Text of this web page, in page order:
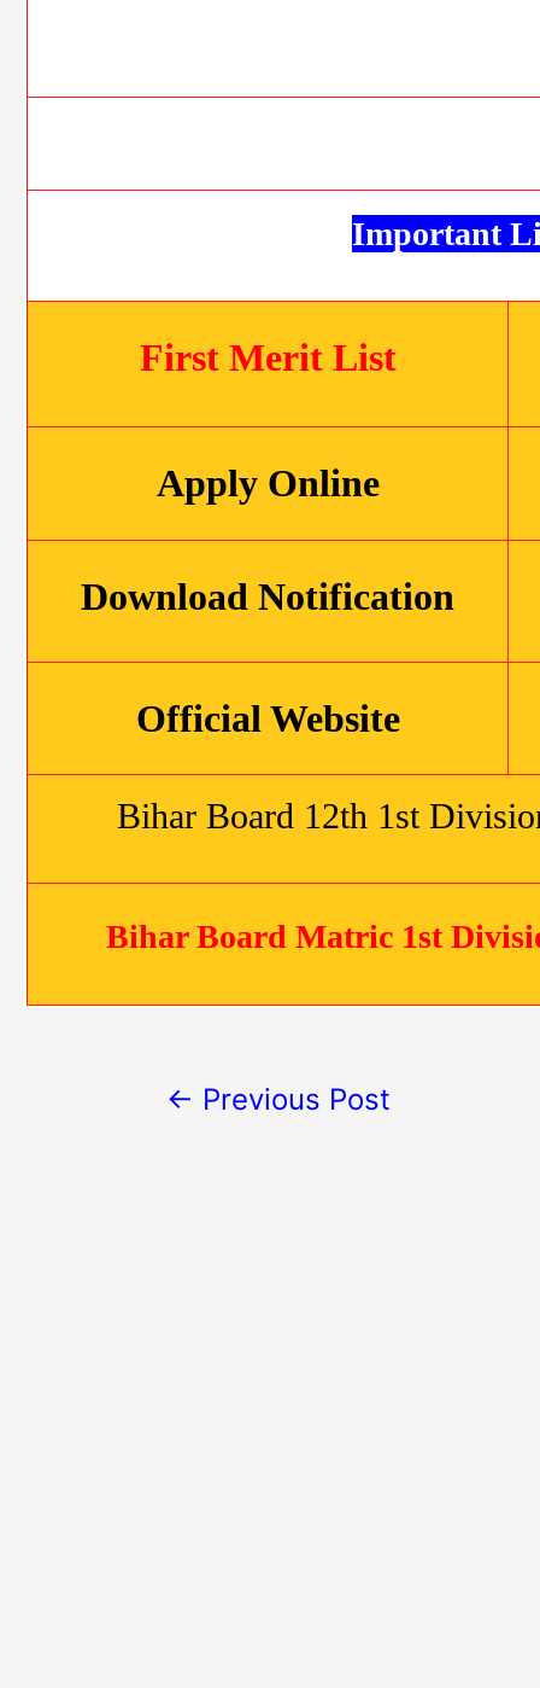
Important
First Merit List
ApplyOnline
Download Notification
Official Website
Bihar Board 12th 1st
Bihar Board Matric 1st
← Previous Post